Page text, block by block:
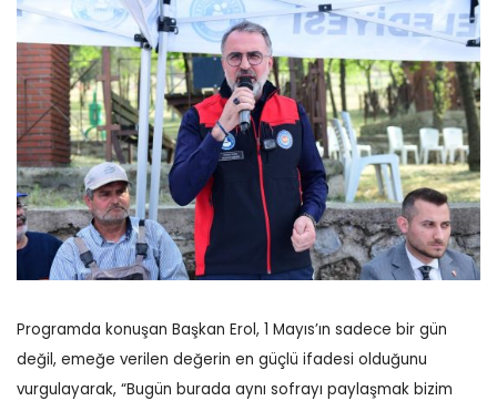
Programda konuşan Başkan Erol, 1 Mayıs’ın sadece bir gün
değil, emeğe verilen değerin en güçlü ifadesi olduğunu
vurgulayarak, “Bugün burada aynı sofrayı paylaşmak bizim